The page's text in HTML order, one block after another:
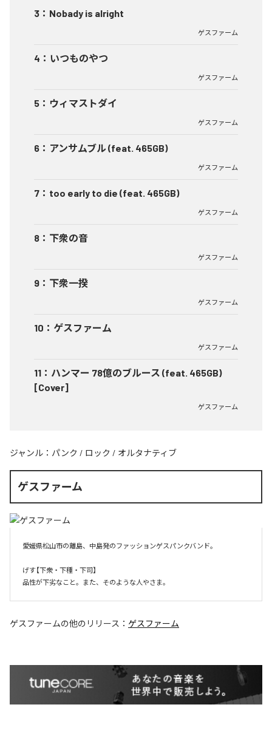
3 ： Nobady is alright
ゲスファーム
4 ： いつものやつ
ゲスファーム
5 ： ウィマストダイ
ゲスファーム
6 ： アンサムブル (feat. 465GB)
ゲスファーム
7 ： too early to die (feat. 465GB)
ゲスファーム
8 ： 下衆の音
ゲスファーム
9 ： 下衆一揆
ゲスファーム
10 ： ゲスファーム
ゲスファーム
11 ： ハンマー 78億のブルース (feat. 465GB)
[Cover]
ゲスファーム
ジャンル： パンク / ロック / オルタナティブ
ゲスファーム
愛媛県松山市の離島、中島発のファッションゲスパンクバンド。
げす【下衆・下種・下司】
品性が下劣なこと。また、そのような人やさま。
ゲスファームの他のリリース： ゲスファーム